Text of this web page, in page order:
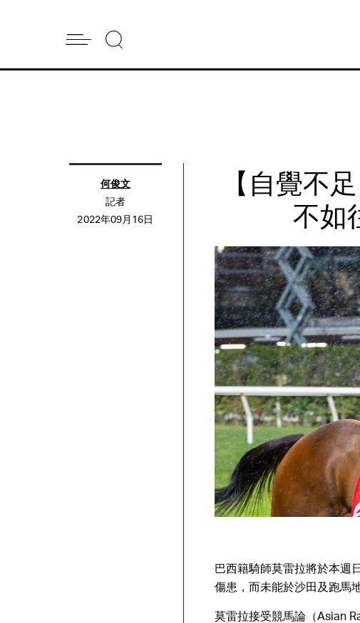
何俊文
記者
2022年09月16日
【自覺不
不如
巴西籍騎師莫雷拉將於本週
傷患，而未能於沙田及跑馬
莫雷拉接受競馬論（Asian